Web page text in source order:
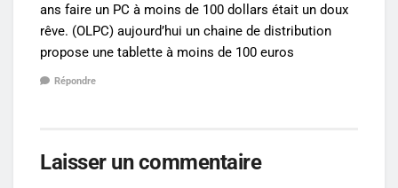
ans faire un PC à moins de 100 dollars était un doux
rêve. (OLPC) aujourd’hui un chaine de distribution
propose une tablette à moins de 100 euros
Répondre
Laisser un commentaire